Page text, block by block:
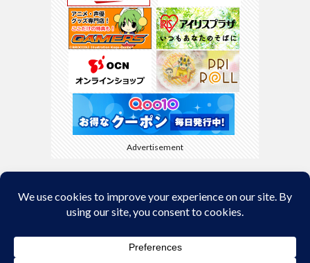
Advertisement
Back to Top